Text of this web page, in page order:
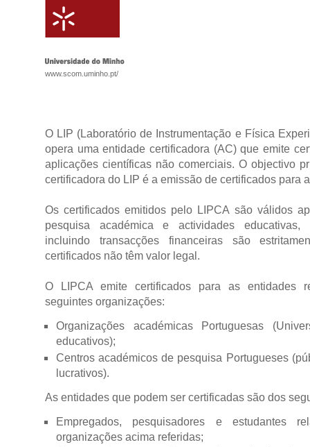
www.scom.uminho.pt/
O LIP (Laboratório de Instrumentação e Física
opera uma entidade certificadora (AC) que emite
aplicações científicas não comerciais. O objectivo
certificadora do LIP é a emissão de certificados para
Os certificados emitidos pelo LIPCA são válidos
pesquisa académica e actividades
incluindo transacções financeiras são
certificados não têm valor legal.
O LIPCA emite certificados para as entidades
seguintes organizações:
Organizações académicas Portuguesas
educativos);
Centros académicos de pesquisa Portugueses
lucrativos).
As entidades que podem ser certificadas são dos
Empregados, pesquisadores e estudantes
organizações acima referidas;